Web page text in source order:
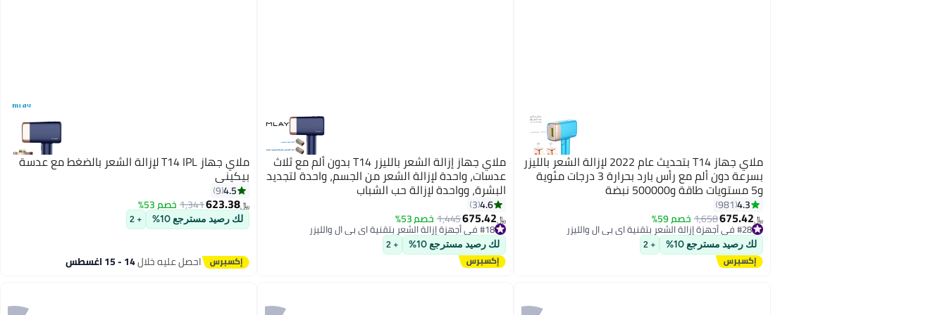
ملاي جهاز T14 بتحديث عام 2022 لإزالة الشعر بالليزر
بسرعة دون ألم مع رأس بارد بحرارة 3 درجات مئوية
و5 مستويات طاقة و500000 نبضة
4.3
981
﷼‏675.42
1,658خصم 59%
#28 في أجهزة إزالة الشعر بتقنية اي بي ال والليزر
#28 في أجهزة إزالة الشعر بتقنية اي بي ال والليزر
لك رصيد مسترجع 10% + 2
ملاي جهاز إزالة الشعر بالليزر T14 بدون ألم مع ثلاث
عدسات، واحدة لإزالة الشعر من الجسم، واحدة لتجديد
البشرة، وواحدة لإزالة حب الشباب
4.6
3
﷼‏675.42
1,445خصم 53%
#18 في أجهزة إزالة الشعر بتقنية اي بي ال والليزر
#18 في أجهزة إزالة الشعر بتقنية اي بي ال والليزر
لك رصيد مسترجع 10% + 2
ملاي جهاز T14 IPL لإزالة الشعر بالضغط مع عدسة
بيكيني
4.5
9
﷼‏623.38
1,341خصم 53%
لك رصيد مسترجع 10% + 2
احصل عليه خلال14 - 15 اغسطس